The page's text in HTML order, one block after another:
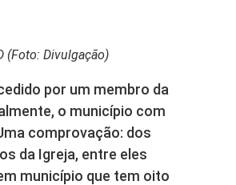
(Foto: Divulgação)
por um membro da
o município com
comprovação: dos
da Igreja, entre eles
município que tem oito